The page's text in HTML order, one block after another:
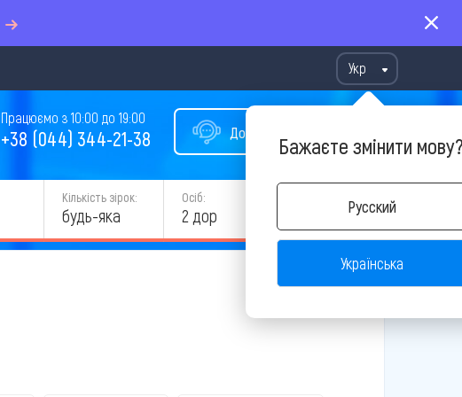
Укр
Бажаєте змінити
Русский
Українська
Допомога у виборі туру
Працюємо з 10:00 до 19:00
+38 (044) 344-21-38
Кількість зірок:
будь-яка
Осіб:
2 дор ЗНАЙТИ